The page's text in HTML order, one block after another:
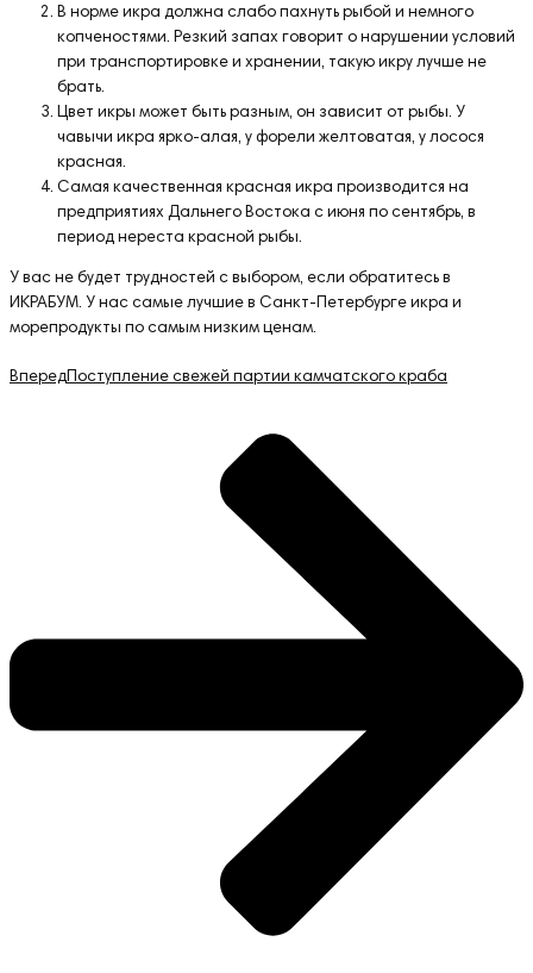
В норме икра должна слабо пахнуть рыбой и немного
копченостями. Резкий запах говорит о нарушении условий
при транспортировке и хранении, такую икру лучше не
брать.
Цвет икры может быть разным, он зависит от рыбы. У
чавычи икра ярко-алая, у форели желтоватая, у лосося
красная.
Самая качественная красная икра производится на
предприятиях Дальнего Востока с июня по сентябрь, в
период нереста красной рыбы.
У вас не будет трудностей с выбором, если обратитесь в
ИКРАБУМ. У нас самые лучшие в Санкт-Петербурге икра и
морепродукты по самым низким ценам.
ВпередПоступление свежей партии камчатского краба